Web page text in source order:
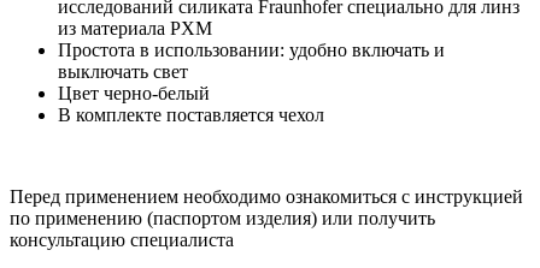
исследований силиката Fraunhofer специально для линз
из материала PXM
Простота в использовании: удобно включать и
выключать свет
Цвет черно-белый
В комплекте поставляется чехол
Перед применением необходимо ознакомиться с инструкцией
по применению (паспортом изделия) или получить
консультацию специалиста